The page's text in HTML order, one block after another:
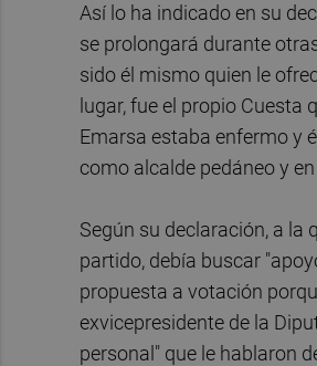
Así lo ha indicado en su
se prolongará durante
sido él mismo quien le
lugar, fue el propio Cuesta
Emarsa estaba enfermo y
como alcalde pedáneo y
Según su declaración, a la
partido, debía buscar
propuesta a votación
exvicepresidente de la
personal" que le hablaron